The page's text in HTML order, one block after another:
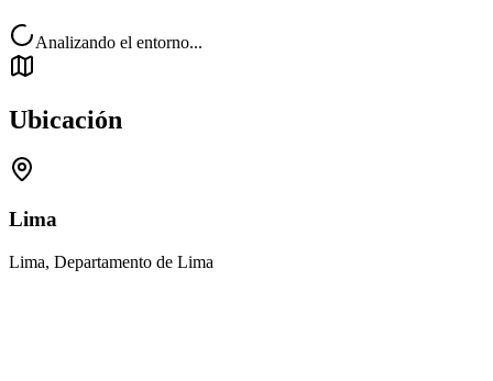
Analizando el entorno...
Ubicación
Lima
Lima, Departamento de Lima